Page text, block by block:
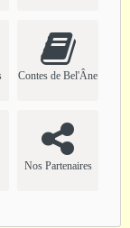
Contes de Bel'Âne
Nos Partenaires